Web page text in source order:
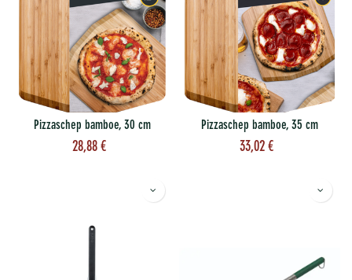
Pizzaschep bamboe, 30 cm
28,88 €
Pizzaschep bamboe, 35 cm
33,02 €